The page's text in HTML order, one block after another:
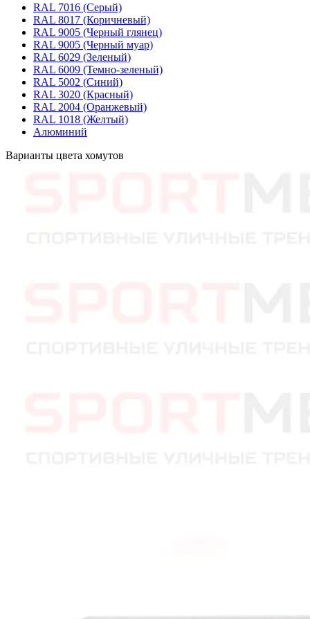
RAL 7016 (Серый)
RAL 8017 (Коричневый)
RAL 9005 (Черный глянец)
RAL 9005 (Черный муар)
RAL 6029 (Зеленый)
RAL 6009 (Темно-зеленый)
RAL 5002 (Синий)
RAL 3020 (Красный)
RAL 2004 (Оранжевый)
RAL 1018 (Желтый)
Алюминий
Варианты цвета хомутов